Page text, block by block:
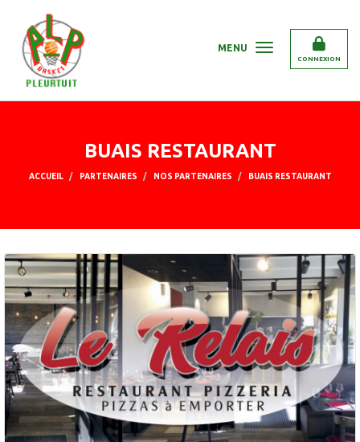
CONNEXION
MENU
BUAIS RESTAURANT
ACCUEIL PARTENAIRES NOS PARTENAIRES BUAIS RESTAURANT